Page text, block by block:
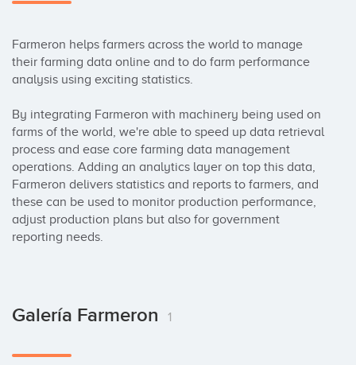
Farmeron helps farmers across the world to manage
their farming data online and to do farm performance
analysis using exciting statistics.
By integrating Farmeron with machinery being used on
farms of the world, we're able to speed up data retrieval
process and ease core farming data management
operations. Adding an analytics layer on top this data,
Farmeron delivers statistics and reports to farmers, and
these can be used to monitor production performance,
adjust production plans but also for government
reporting needs.
Galería Farmeron 1